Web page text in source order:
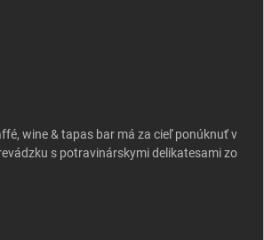
wine & tapas bar má za cieľ ponúknuť v
s potravinárskymi delikatesami zo